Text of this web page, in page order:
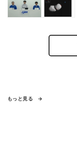
もっと見る